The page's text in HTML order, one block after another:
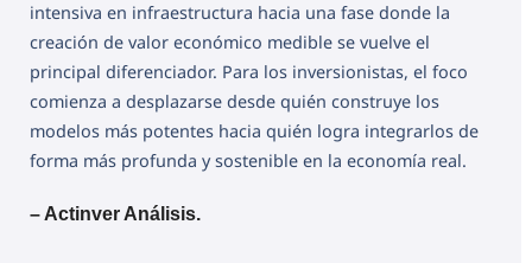
intensiva en infraestructura hacia una fase donde la
creación de valor económico medible se vuelve el
principal diferenciador. Para los inversionistas, el foco
comienza a desplazarse desde quién construye los
modelos más potentes hacia quién logra integrarlos de
forma más profunda y sostenible en la economía real.
– Actinver Análisis.